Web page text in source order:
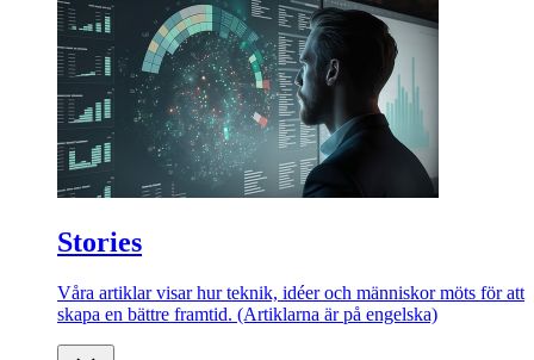
Stories
Våra artiklar visar hur teknik, idéer och människor möts för att
skapa en bättre framtid. (Artiklarna är på engelska)